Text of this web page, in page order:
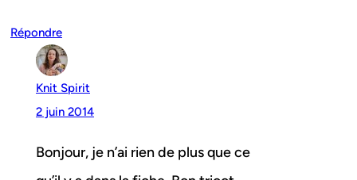
Répondre
Knit Spirit
2 juin 2014
Bonjour, je n’ai rien de plus que ce